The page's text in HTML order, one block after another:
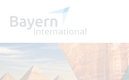
Wir über uns